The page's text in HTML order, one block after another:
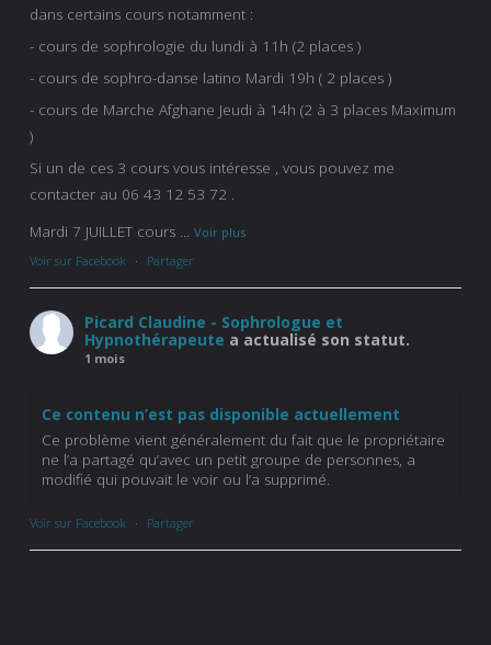
dans certains cours notamment :
- cours de sophrologie du lundi à 11h (2 places )
- cours de sophro-danse latino Mardi 19h ( 2 places )
- cours de Marche Afghane Jeudi à 14h (2 à 3 places Maximum
)
Si un de ces 3 cours vous intéresse , vous pouvez me
contacter au 06 43 12 53 72 .
Mardi 7 JUILLET cours ... Voir plus
Voir sur Facebook · Partager
Picard Claudine - Sophrologue et
Hypnothérapeute a actualisé son statut.
1 mois
Ce contenu n’est pas disponible actuellement
Ce problème vient généralement du fait que le propriétaire
ne l’a partagé qu’avec un petit groupe de personnes, a
modifié qui pouvait le voir ou l’a supprimé.
Voir sur Facebook · Partager